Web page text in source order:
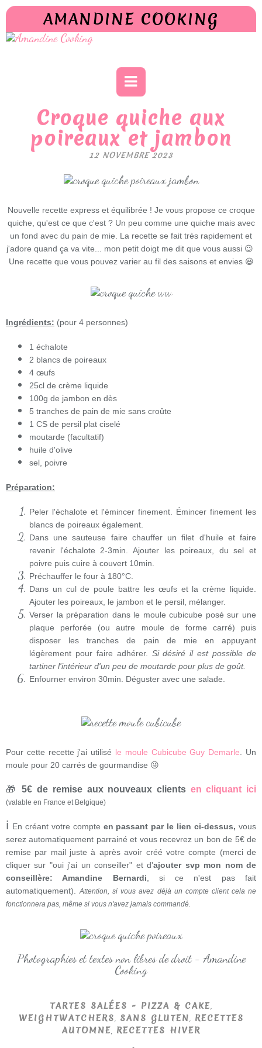
AMANDINE COOKING
Croque quiche aux
poireaux et jambon
12 NOVEMBRE 2023
Nouvelle recette express et équilibrée ! Je vous propose ce croque
quiche, qu'est ce que c'est ? Un peu comme une quiche mais avec
un fond avec du pain de mie. La recette se fait très rapidement et
j'adore quand ça va vite... mon petit doigt me dit que vous aussi 😉
Une recette que vous pouvez varier au fil des saisons et envies 😃
Ingrédients: (pour 4 personnes)
1 échalote
2 blancs de poireaux
4 œufs
25cl de crème liquide
100g de jambon en dès
5 tranches de pain de mie sans croûte
1 CS de persil plat ciselé
moutarde (facultatif)
huile d'olive
sel, poivre
Préparation:
Peler l'échalote et l'émincer finement. Émincer finement les
blancs de poireaux également.
Dans une sauteuse faire chauffer un filet d'huile et faire
revenir l'échalote 2-3min. Ajouter les poireaux, du sel et
poivre puis cuire à couvert 10min.
Préchauffer le four à 180°C.
Dans un cul de poule battre les œufs et la crème liquide.
Ajouter les poireaux, le jambon et le persil, mélanger.
Verser la préparation dans le moule cubicube posé sur une
plaque perforée (ou autre moule de forme carré) puis
disposer les tranches de pain de mie en appuyant
légèrement pour faire adhérer. Si désiré il est possible de
tartiner l'intérieur d'un peu de moutarde pour plus de goût.
Enfourner environ 30min. Déguster avec une salade.
Pour cette recette j'ai utilisé le moule Cubicube Guy Demarle . Un
moule pour 20 carrés de gourmandise 😜
🎁 5€ de remise aux nouveaux clients en cliquant ici
(valable en France et Belgique)
ℹ En créant votre compte en passant par le lien ci-dessus, vous
serez automatiquement parrainé et vous recevrez un bon de 5€ de
remise par mail juste à après avoir créé votre compte (merci de
cliquer sur "oui j'ai un conseiller" et d'ajouter svp mon nom de
conseillère: Amandine Bernardi , si ce n'est pas fait
automatiquement).Attention, si vous avez déjà un compte client cela ne
fonctionnera pas, même si vous n'avez jamais commandé.
Photographies et textes non libres de droit - Amandine
Cooking
TARTES SALÉES - PIZZA & CAKE,
WEIGHTWATCHERS, SANS GLUTEN, RECETTES
AUTOMNE, RECETTES HIVER